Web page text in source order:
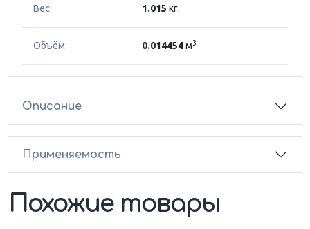
Вес: 1.015 кг.
Объём: 0.014454м3
Описание
Применяемость
Похожие товары